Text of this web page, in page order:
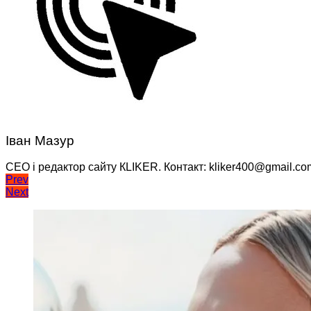
Іван Мазур
CEO і редактор сайту КLIKER. Контакт:
Навігація
записів
Prev
Next